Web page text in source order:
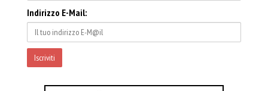
Indirizzo E-Mail: